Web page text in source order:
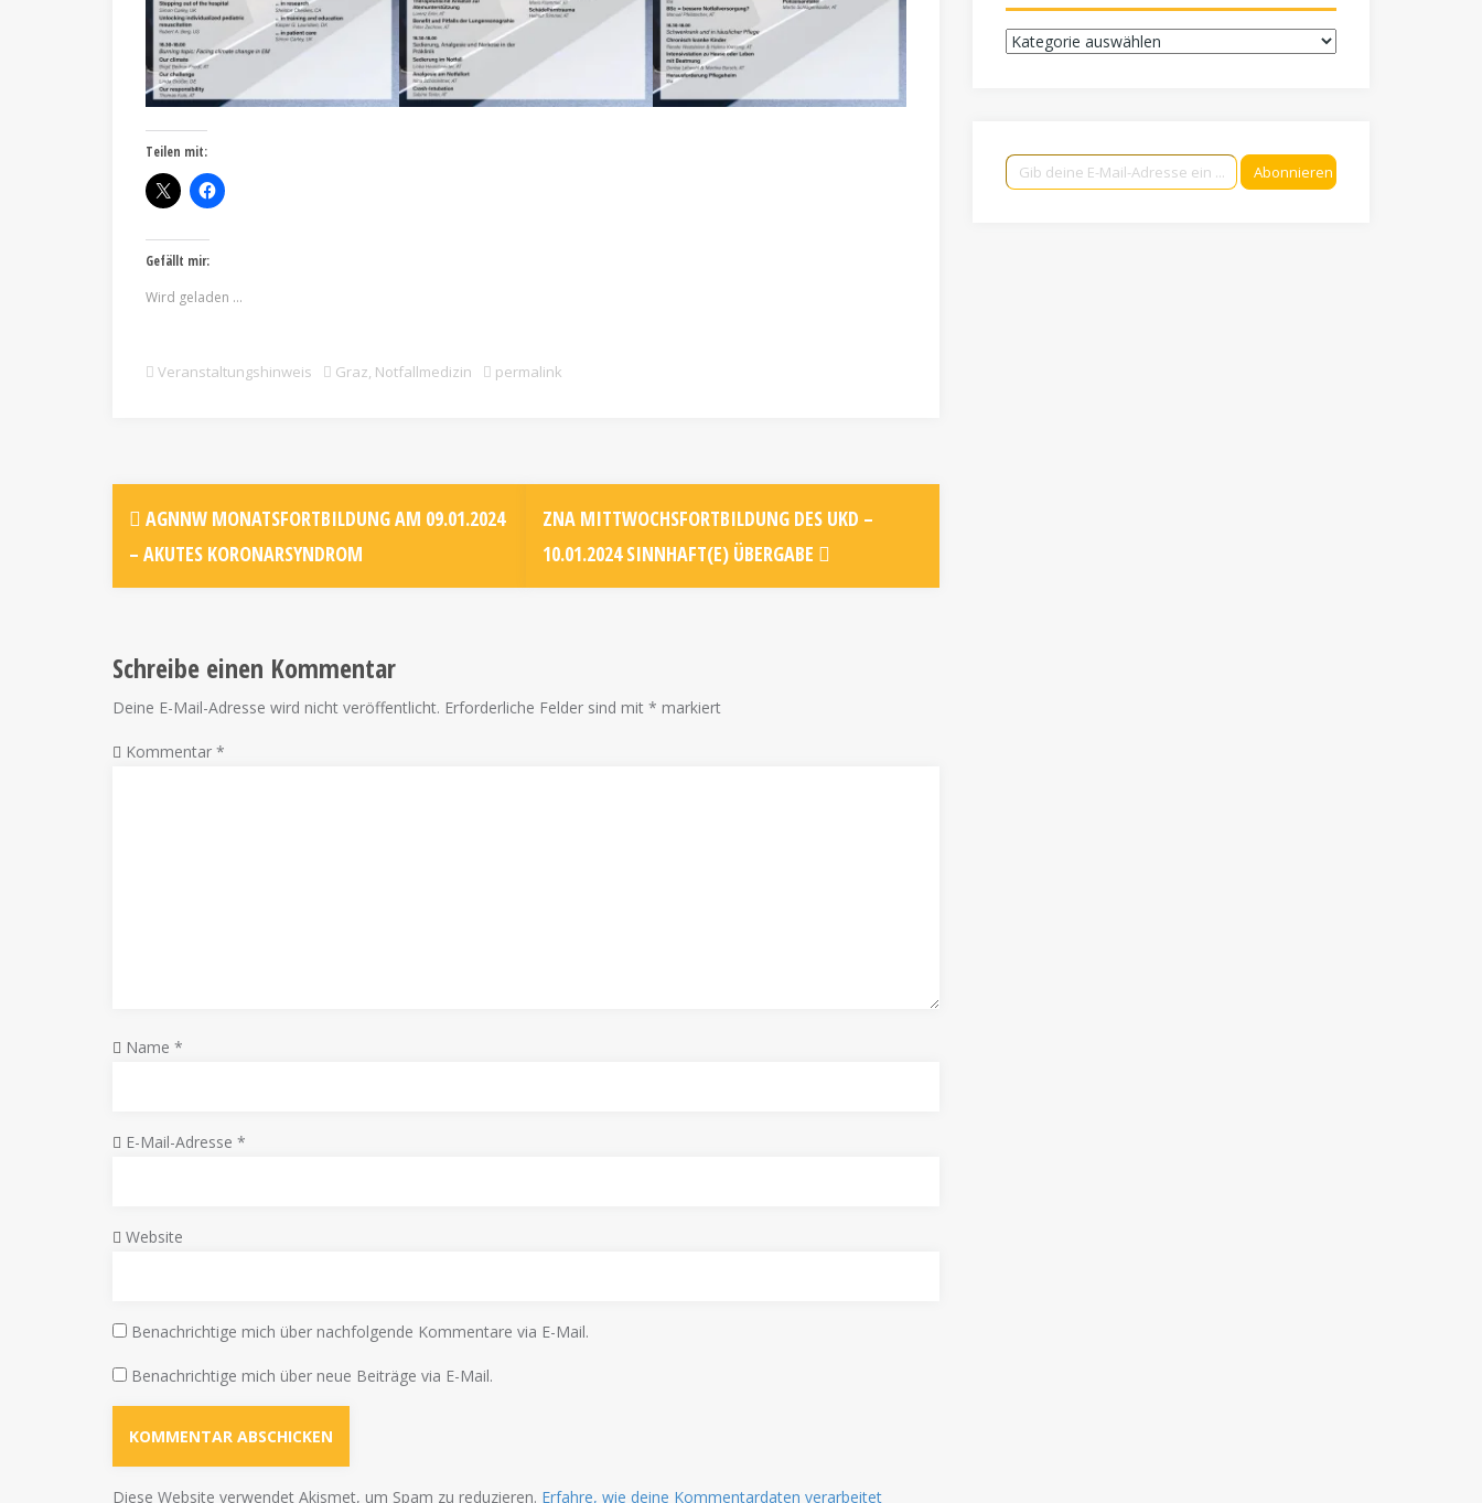
Teilen mit:
Gefällt mir:
Wird geladen …
Veranstaltungshinweis Graz, Notfallmedizin permalink
AGNNW MONATSFORTBILDUNG AM 09.01.2024
– AKUTES KORONARSYNDROM
ZNA MITTWOCHSFORTBILDUNG DES UKD –
10.01.2024 SINNHAFT(E) ÜBERGABE
Schreibe einen Kommentar
Deine E-Mail-Adresse wird nicht veröffentlicht. Erforderliche Felder sind mit * markiert
Kommentar *
Name *
E-Mail-Adresse *
Website
Benachrichtige mich über nachfolgende Kommentare via E-Mail.
Benachrichtige mich über neue Beiträge via E-Mail.
Diese Website verwendet Akismet, um Spam zu reduzieren. Erfahre, wie deine Kommentardaten verarbeitet
Kategorien
Gib deine E-Mail-Adresse ein ...
Abonnieren